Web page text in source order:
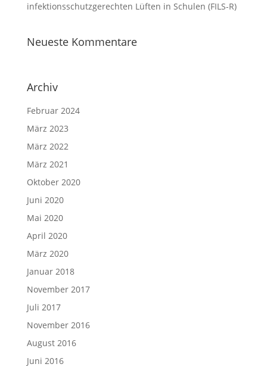
infektionsschutzgerechten Lüften in Schulen (FILS-R)
Neueste Kommentare
Archiv
Februar 2024
März 2023
März 2022
März 2021
Oktober 2020
Juni 2020
Mai 2020
April 2020
März 2020
Januar 2018
November 2017
Juli 2017
November 2016
August 2016
Juni 2016